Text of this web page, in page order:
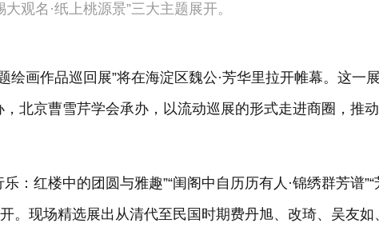
观名·纸上桃源景”三大主题展开。
画作品巡回展”将在海淀区魏公·芳华里拉开帷幕。这一
北京曹雪芹学会承办，以流动巡展的形式走进商圈，推
：红楼中的团圆与雅趣”“闺阁中自历历有人·锦绣群芳谱”“
。现场精选展出从清代至民国时期费丹旭、改琦、吴友如